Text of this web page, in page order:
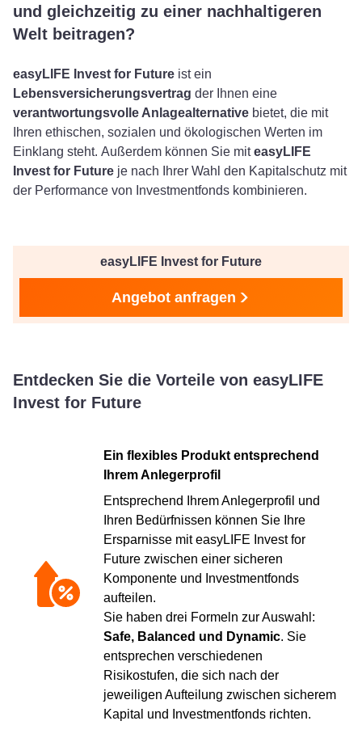
und gleichzeitig zu einer nachhaltigeren
Welt beitragen?
easyLIFE Invest for Future ist ein
Lebensversicherungsvertrag der Ihnen eine
verantwortungsvolle Anlagealternative bietet, die mit
Ihren ethischen, sozialen und ökologischen Werten im
Einklang steht. Außerdem können Sie miteasyLIFE
Invest for Future je nach Ihrer Wahl den Kapitalschutz mit
der Performance von Investmentfonds kombinieren.
easyLIFE Invest for Future
Angebot anfragen
Entdecken Sie die Vorteile von easyLIFE
Invest for Future
Ein flexibles Produkt entsprechend
Ihrem Anlegerprofil
Entsprechend Ihrem Anlegerprofil und
Ihren Bedürfnissen können Sie Ihre
Ersparnisse mit easyLIFE Invest for
Future zwischen einer sicheren
Komponente und Investmentfonds
aufteilen.
Sie haben drei Formeln zur Auswahl:
Safe, Balanced und Dynamic. Sie
entsprechen verschiedenen
Risikostufen, die sich nach der
jeweiligen Aufteilung zwischen sicherem
Kapital und Investmentfonds richten.